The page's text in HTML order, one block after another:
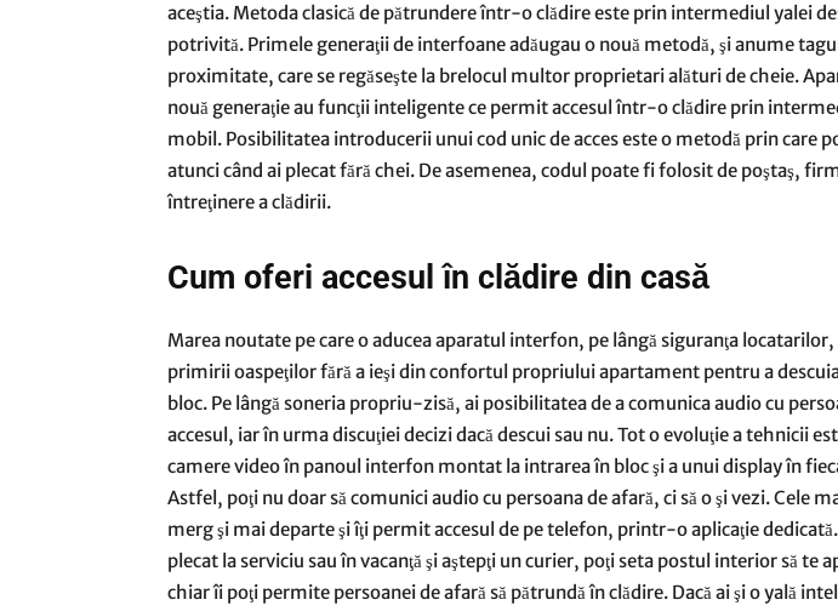
aceştia. Metoda clasică de pătrundere într-o clădire este prin intermediul yalei
potrivită. Primele generaţii de interfoane adăugau o nouă metodă, şi anume
proximitate, care se regăseşte la brelocul multor proprietari alături de cheie.
nouă generaţie au funcţii inteligente ce permit accesul într-o clădire prin
mobil. Posibilitatea introducerii unui cod unic de acces este o metodă prin care
atunci când ai plecat fără chei. De asemenea, codul poate fi folosit de poştaş,
întreţinere a clădirii.
Cum oferi accesul în clădire din casă
Marea noutate pe care o aducea aparatul interfon, pe lângă siguranţa
primirii oaspeţilor fără a ieşi din confortul propriului apartament pentru a
bloc. Pe lângă soneria propriu-zisă, ai posibilitatea de a comunica audio cu
accesul, iar în urma discuţiei decizi dacă descui sau nu. Tot o evoluţie a tehnicii
camere video în panoul interfon montat la intrarea în bloc şi a unui display în
Astfel, poţi nu doar să comunici audio cu persoana de afară, ci să o şi vezi. Cele
merg şi mai departe şi îţi permit accesul de pe telefon, printr-o aplicaţie
plecat la serviciu sau în vacanţă şi aştepţi un curier, poţi seta postul interior să te
chiar îi poţi permite persoanei de afară să pătrundă în clădire. Dacă ai şi o yală